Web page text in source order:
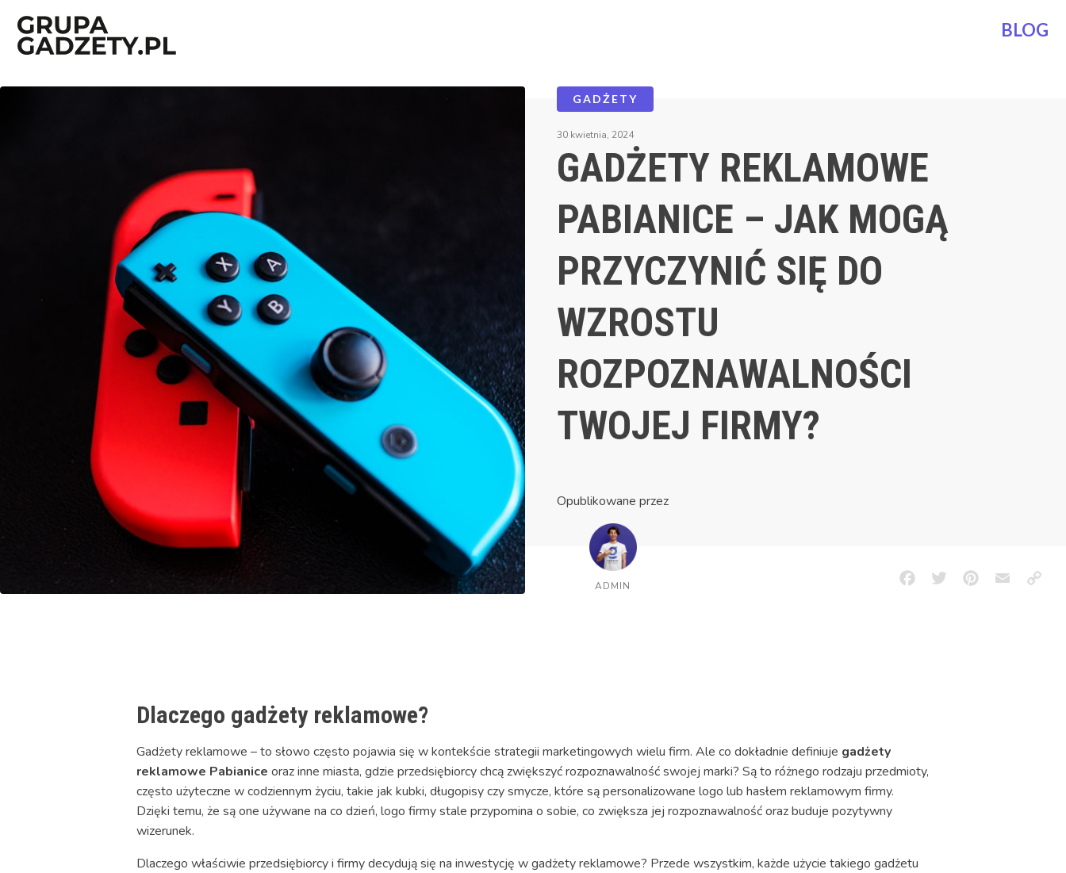
BLOG
GADŻETY
30 kwietnia, 2024
GADŻETY REKLAMOWE
PABIANICE – JAK MOGĄ
PRZYCZYNIĆ SIĘ DO
WZROSTU
ROZPOZNAWALNOŚCI
TWOJEJ FIRMY?
Opublikowane przez
ADMIN FacebookTwitterPinterestEmailCopy
Dlaczego gadżety reklamowe?
Gadżety reklamowe – to słowo często pojawia się w kontekście strategii marketingowych wielu firm. Ale co dokładnie definiuje gadżety
reklamowe Pabianice oraz inne miasta, gdzie przedsiębiorcy chcą zwiększyć rozpoznawalność swojej marki? Są to różnego rodzaju przedmioty,
często użyteczne w codziennym życiu, takie jak kubki, długopisy czy smycze, które są personalizowane logo lub hasłem reklamowym firmy.
Dzięki temu, że są one używane na co dzień, logo firmy stale przypomina o sobie, co zwiększa jej rozpoznawalność oraz buduje pozytywny
wizerunek.
Dlaczego właściwie przedsiębiorcy i firmy decydują się na inwestycję w gadżety reklamowe? Przede wszystkim, każde użycie takiego gadżetu